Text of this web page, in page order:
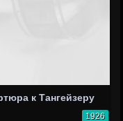
к Тангейзеру
1926